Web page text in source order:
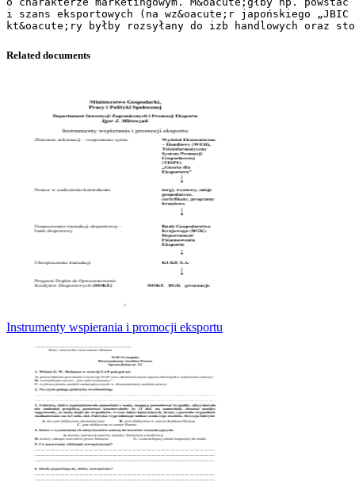
Related documents
Instrumenty wspierania i promocji eksportu